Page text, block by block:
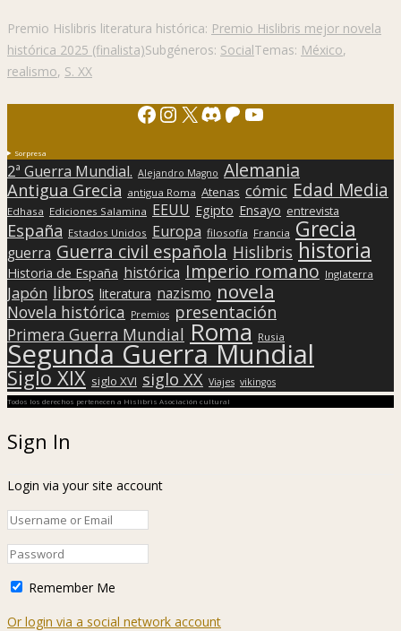
Premio Hislibris literatura histórica: Premio Hislibris mejor novela
histórica 2025 (finalista)Subgéneros: SocialTemas: México,
realismo, S. XX
Facebook
Instagram
X Discord
Patreon
YouTube
Sorpresa
2ª Guerra Mundial. Alejandro Magno Alemania
Antigua Grecia antigua Roma Atenas cómic Edad Media
Edhasa Ediciones Salamina EEUU Egipto Ensayo entrevista
España Estados Unidos Europa filosofía Francia Grecia
guerra Guerra civil española Hislibris historia
Historia de España histórica Imperio romano Inglaterra
Japón libros literatura nazismo novela
Novela histórica Premios presentación
Primera Guerra Mundial Roma Rusia
Segunda Guerra Mundial
Siglo XIX siglo XVI siglo XX Viajes vikingos
Todos los derechos pertenecen a Hislibris Asociación cultural
Sign In
Login via your site account
Remember Me
Or login via a social network account